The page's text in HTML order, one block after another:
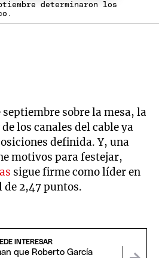
determinaron los
sobre la mesa, la
los canales del cable ya
definida. Y, una
motivos para festejar,
sigue firme como líder en
2,47 puntos.
INTERESAR
que Roberto García